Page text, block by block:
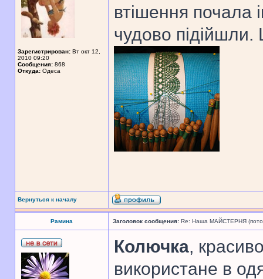
Зарегистрирован: Вт окт 12,
2010 09:20
Сообщения: 868
Откуда: Одеса
втішення почала
чудово
Вернуться к началу
Рамина Заголовок сообщения: Re: Наша МАЙСТЕРНЯ
Колючка,
використане в